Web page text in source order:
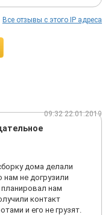
Все отзывы с этого IP адреса
09:32 22.01.2019
дома делали
нам не догрузили
нам
контакт
и его не грузят.